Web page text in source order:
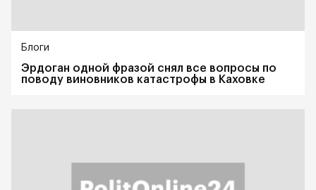
Блоги
Эрдоган одной фразой снял все вопросы по
поводу виновников катастрофы в Каховке